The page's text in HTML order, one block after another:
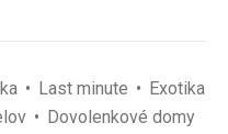
Last minute
Exotika
Dovolenkové domy